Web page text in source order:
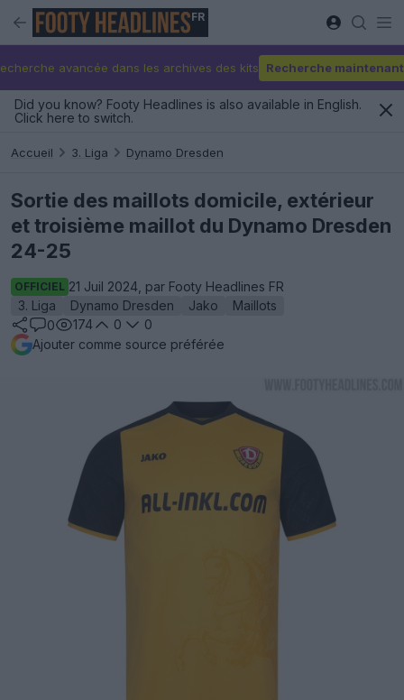
FR
avancée dans les archives des kits Recherche maintenant
Did you know? Footy Headlines is also available in English.
Click here to switch.
Accueil 3. Liga Dynamo Dresden
Sortie des maillots domicile, extérieur
et troisième maillot du Dynamo Dresden
24-25
OFFICIEL 21 Juil 2024, par Footy Headlines FR
3. Liga
Dynamo Dresden Jako
Maillots
0
174 0
0
Ajouter comme source préférée